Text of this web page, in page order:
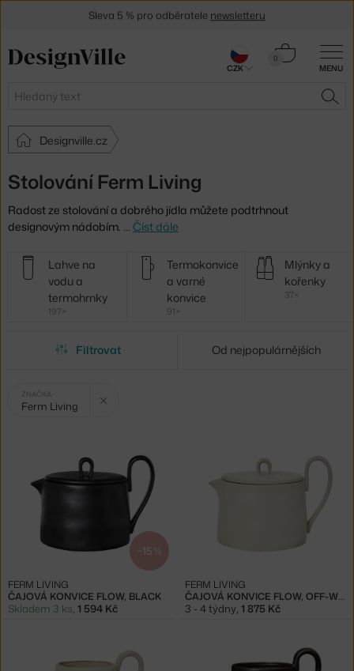
MENU
Hledat
0
Košík
Designville.cz
Stolování Ferm Living
Radost ze stolování a dobrého jídla můžete podtrhnout
designovým nádobím. … Číst dále
Další
kategorie
Lahve na
vodu a
termohrnky
197×
Termokonvice
a varné
konvice
91×
Mlýnky a
kořenky
37×
Filtrovat Od nejpopulárnějších
Vybrané
filtry:
ZNAČKA
Ferm Living
−15 %
ČAJOVÁ KONVICE FLOW, BLACK
FERM LIVING
Skladem 3 ks 1 594 Kč
ČAJOVÁ KONVICE FLOW, OFF-WHITE
FERM LIVING
3 - 4 týdny 1 875 Kč
Sleva 5 % pro odběratele newsletteru
CZK